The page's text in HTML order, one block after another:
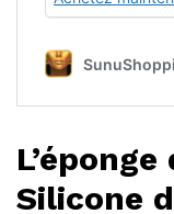
Silicone